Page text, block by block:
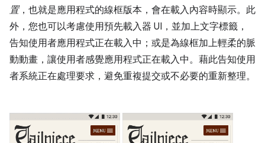
置，也就是應用程式的線框版本，會在載入內容時顯示。此
外，您也可以考慮使用預先載入器 UI，並加上文字標籤，
告知使用者應用程式正在載入中；或是為線框加上輕柔的脈
動動畫，讓使用者感覺應用程式正在載入中。藉此告知使用
者系統正在處理要求，避免重複提交或不必要的重新整理。